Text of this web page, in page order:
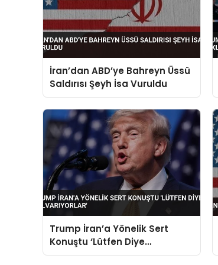
İran’dan ABD’ye Bahreyn Üssü
Saldırısı Şeyh İsa Vuruldu
Trump İran’a Yönelik Sert
Konuştu ‘Lütfen Diye
Yalvarıyorlar’